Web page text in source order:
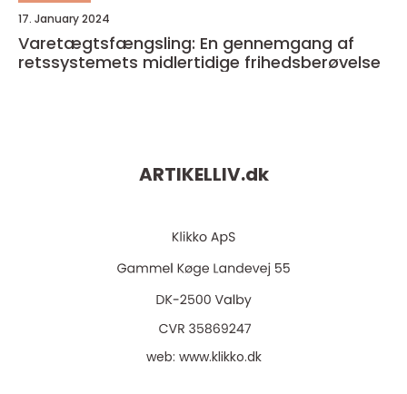
17. January 2024
Varetægtsfængsling: En gennemgang af
retssystemets midlertidige frihedsberøvelse
ARTIKELLIV.dk
web: www.klikko.dk